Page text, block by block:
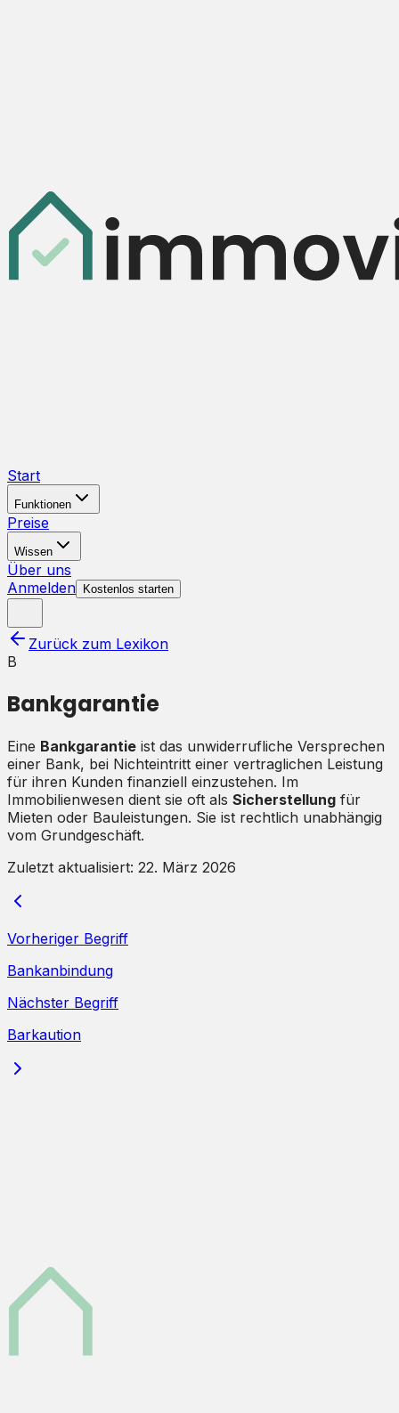
Start
Funktionen
Preise
Wissen
Über uns
Anmelden
Kostenlos starten
Zurück zum Lexikon
B
Bankgarantie
Eine Bankgarantie ist das unwiderrufliche Versprechen
einer Bank, bei Nichteintritt einer vertraglichen Leistung
für ihren Kunden finanziell einzustehen. Im
Immobilienwesen dient sie oft als Sicherstellung für
Mieten oder Bauleistungen. Sie ist rechtlich unabhängig
vom Grundgeschäft.
Zuletzt aktualisiert: 22. März 2026
Vorheriger Begriff
Bankanbindung
Nächster Begriff
Barkaution